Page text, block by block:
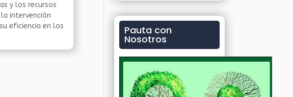
y los recursos
intervención
eficiencia en los
Pauta con
Nosotros